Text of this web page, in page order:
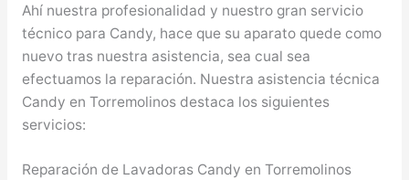
Ahí nuestra profesionalidad y nuestro gran servicio
técnico para Candy, hace que su aparato quede como
nuevo tras nuestra asistencia, sea cual sea
efectuamos la reparación. Nuestra asistencia técnica
Candy en Torremolinos destaca los siguientes
servicios:
Reparación de Lavadoras Candy en Torremolinos